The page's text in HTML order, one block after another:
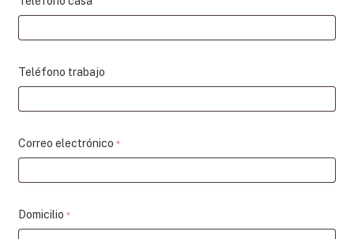
Teléfono trabajo
Correo electrónico *
Domicilio *